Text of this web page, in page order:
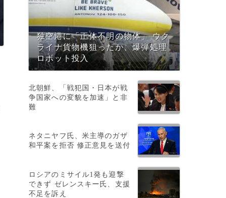
独空港に「正体不明の物体」 ウク
ライナ貨物機狙ったか、爆弾処理
ロボット投入
北朝鮮、「戦犯国・日本が戦
争国家への変貌を加速」と非
難
ネタニヤフ氏、米主導のガザ
和平案を拒否 修正意見を送付
ロシアのミサイル1発も迎撃
できず ゼレンスキー氏、支援
不足を訴え